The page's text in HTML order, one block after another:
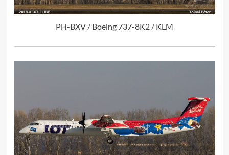
PH-BXV / Boeing 737-8K2 / KLM